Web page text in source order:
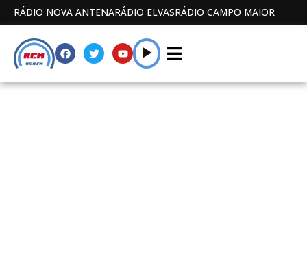
RÁDIO NOVA ANTENARÁDIO ELVASRÁDIO CAMPO MAIOR